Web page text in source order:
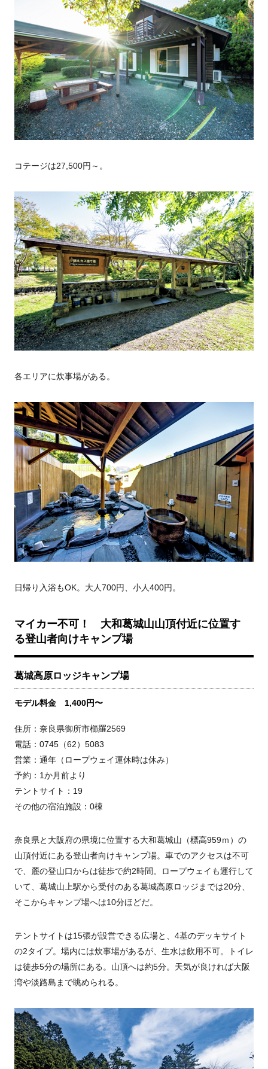
コテージは27,500円～。
各エリアに炊事場がある。
日帰り入浴もOK。大人700円、小人400円。
マイカー不可！ 大和葛城山山頂付近に位置す
る登山者向けキャンプ場
葛城高原ロッジキャンプ場
モデル料金 1,400円〜
住所：奈良県御所市櫛羅2569
電話：0745（62）5083
営業：通年（ロープウェイ運休時は休み）
予約：1か月前より
テントサイト：19
その他の宿泊施設：0棟
奈良県と大阪府の県境に位置する大和葛城山（標高959ｍ）の
山頂付近にある登山者向けキャンプ場。車でのアクセスは不可
で、麓の登山口からは徒歩で約2時間。ロープウェイも運行して
いて、葛城山上駅から受付のある葛城高原ロッジまでは20分、
そこからキャンプ場へは10分ほどだ。
テントサイトは15張が設営できる広場と、4基のデッキサイト
の2タイプ。場内には炊事場があるが、生水は飲用不可。トイレ
は徒歩5分の場所にある。山頂へは約5分。天気が良ければ大阪
湾や淡路島まで眺められる。